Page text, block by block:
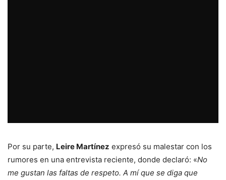
Por su parte, Leire Martínez expresó su malestar con los
rumores en una entrevista reciente, donde declaró: «No
me gustan las faltas de respeto. A mí que se diga que